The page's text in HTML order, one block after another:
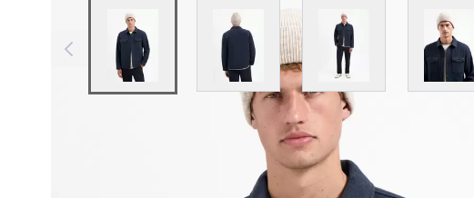
View larger imageView larger imageView larger image